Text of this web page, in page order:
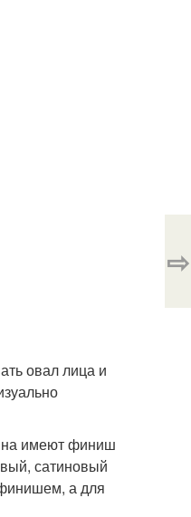
овал лица и
имеют финиш
сатиновый
а для
⇨